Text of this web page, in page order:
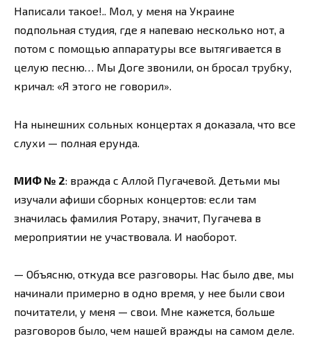
Написали такое!.. Мол, у меня на Украине
подпольная студия, где я напеваю несколько нот, а
потом с помощью аппаратуры все вытягивается в
целую песню… Мы Доге звонили, он бросал трубку,
кричал: «Я этого не говорил».
На нынешних сольных концертах я доказала, что все
слухи — полная ерунда.
МИФ № 2: вражда с Аллой Пугачевой. Детьми мы
изучали афиши сборных концертов: если там
значилась фамилия Ротару, значит, Пугачева в
мероприятии не участвовала. И наоборот.
— Объясню, откуда все разговоры. Нас было две, мы
начинали примерно в одно время, у нее были свои
почитатели, у меня — свои. Мне кажется, больше
разговоров было, чем нашей вражды на самом деле.